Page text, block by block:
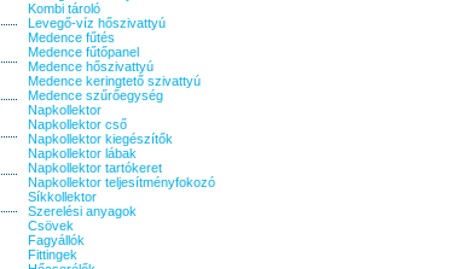
Kombi tároló
Levegő-víz hőszivattyú
Medence fűtés
Medence fűtőpanel
Medence hőszivattyú
Medence keringtető szivattyú
Medence szűrőegység
Napkollektor
Napkollektor cső
Napkollektor kiegészítők
Napkollektor lábak
Napkollektor tartókeret
Napkollektor teljesítményfokozó
Síkkollektor
Szerelési anyagok
Csövek
Fagyállók
Fittingek